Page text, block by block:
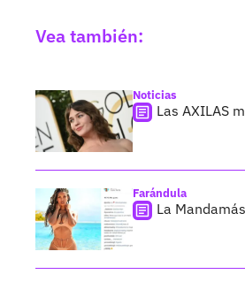
Vea también:
Noticias
Las AXILAS
Farándula
La